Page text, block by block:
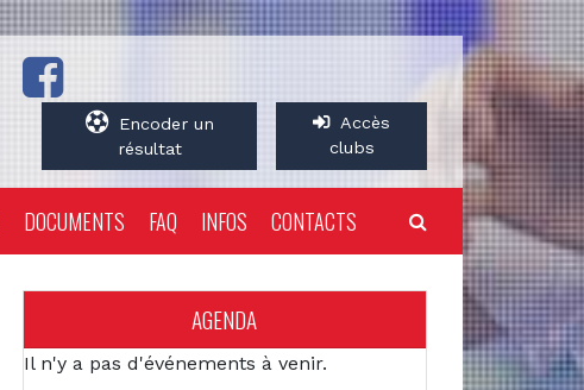
Encoder un
résultat
Accès
clubs
DOCUMENTS FAQ INFOS CONTACTS
AGENDA
Il n'y a pas d'événements à venir.